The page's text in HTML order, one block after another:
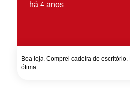
há 4 anos
Boa loja. Comprei cadeira de
ótima.